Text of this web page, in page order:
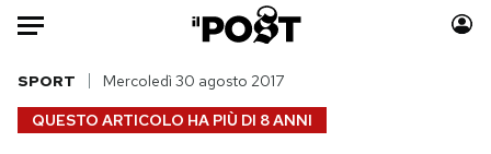
Auto
HOME
QUESTO ARTICOLO HA PIÙ DI 8 ANNI
SPORT Mercoledì 30 agosto 2017